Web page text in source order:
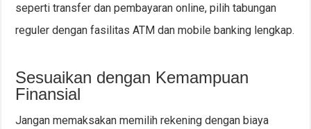
seperti transfer dan pembayaran online, pilih tabungan
reguler dengan fasilitas ATM dan mobile banking lengkap.
Sesuaikan dengan Kemampuan
Finansial
Jangan memaksakan memilih rekening dengan biaya